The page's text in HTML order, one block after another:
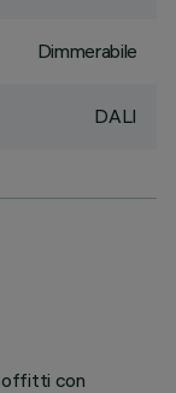
Dimmerabile
DALI
con